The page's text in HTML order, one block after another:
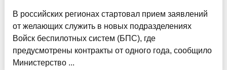
В российских регионах стартовал прием заявлений
от желающих служить в новых подразделениях
Войск беспилотных систем (БПС), где
предусмотрены контракты от одного года, сообщило
Министерство ...